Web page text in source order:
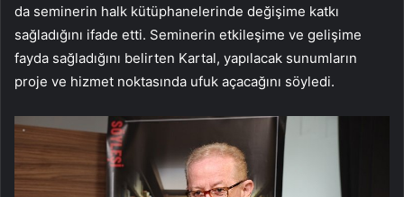
da seminerin halk kütüphanelerinde değişime katkı
sağladığını ifade etti. Seminerin etkileşime ve gelişime
fayda sağladığını belirten Kartal, yapılacak sunumların
proje ve hizmet noktasında ufuk açacağını söyledi.